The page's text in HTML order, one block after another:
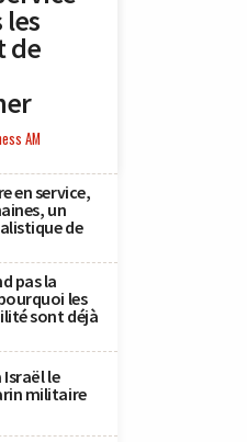
les
de
AM
en service,
un
de
pas la
les
sont déjà
Israël le
militaire